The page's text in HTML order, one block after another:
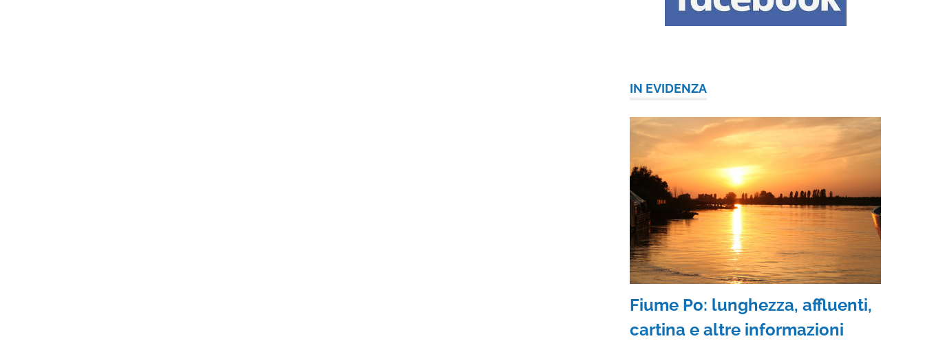
IN EVIDENZA
Fiume Po: lunghezza, affluenti,
cartina e altre informazioni